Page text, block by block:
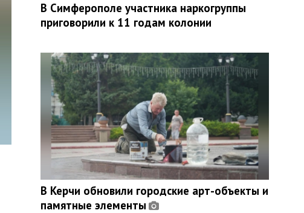
В Симферополе участника наркогруппы
приговорили к 11 годам колонии
В Керчи обновили городские арт-объекты и
памятные элементы